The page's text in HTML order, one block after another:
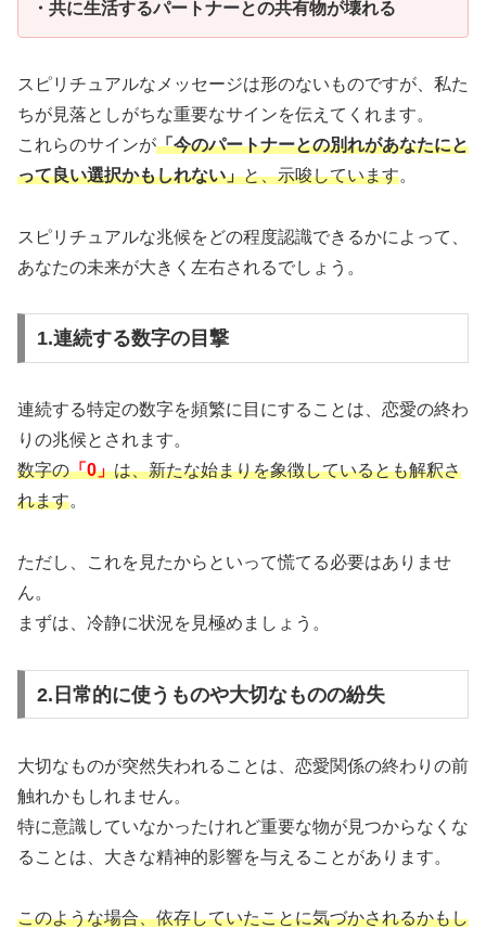
・共に生活するパートナーとの共有物が壊れる
スピリチュアルなメッセージは形のないものですが、私た
ちが見落としがちな重要なサインを伝えてくれます。
これらのサインが「今のパートナーとの別れがあなたにと
って良い選択かもしれない」と、示唆しています。
スピリチュアルな兆候をどの程度認識できるかによって、
あなたの未来が大きく左右されるでしょう。
1.連続する数字の目撃
連続する特定の数字を頻繁に目にすることは、恋愛の終わ
りの兆候とされます。
数字の「0」は、新たな始まりを象徴しているとも解釈さ
れます。
ただし、これを見たからといって慌てる必要はありませ
ん。
まずは、冷静に状況を見極めましょう。
2.日常的に使うものや大切なものの紛失
大切なものが突然失われることは、恋愛関係の終わりの前
触れかもしれません。
特に意識していなかったけれど重要な物が見つからなくな
ることは、大きな精神的影響を与えることがあります。
このような場合、依存していたことに気づかされるかもし